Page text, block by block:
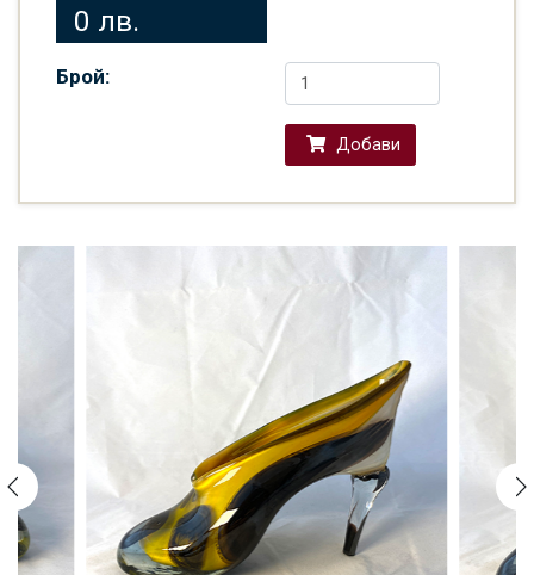
0 лв.
Брой:
Добави